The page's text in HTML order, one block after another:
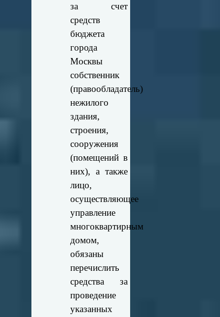
за счет
средств
бюджета
города
Москвы
собственник
(правообладатель)
нежилого
здания,
строения,
сооружения
(помещений в
них), а также
лицо,
осуществляющее
управление
многоквартирным
домом,
обязаны
перечислить
средства за
проведение
указанных